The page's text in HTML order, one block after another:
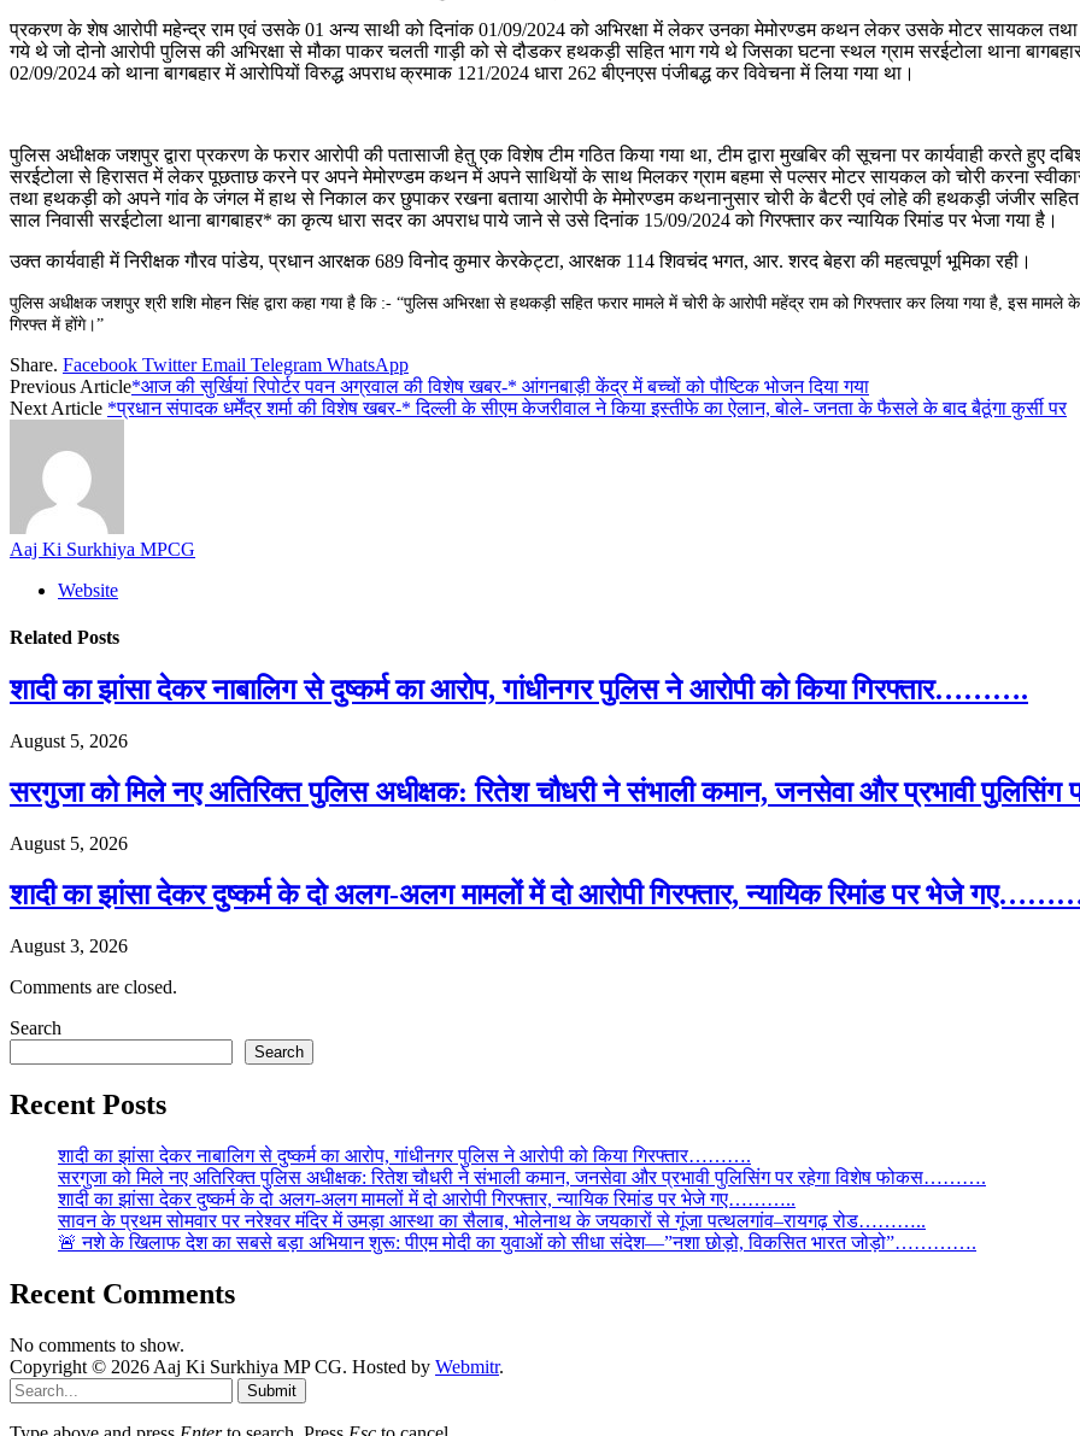
प्रकरण के शेष आरोपी महेन्द्र राम एवं उसके 01 अन्य साथी को दिनांक 01/09/2024 को अभिरक्षा में लेकर उनका मेमोरण्डम कथन लेकर उसके मोटर सायकल तथा
गये थे जो दोनो आरोपी पुलिस की अभिरक्षा से मौका पाकर चलती गाड़ी को से दौडकर हथकड़ी सहित भाग गये थे जिसका घटना स्थल ग्राम सरईटोला थाना
02/09/2024 को थाना बागबहार में आरोपियों विरुद्ध अपराध क्रमाक 121/2024 धारा 262 बीएनएस पंजीबद्ध कर विवेचना में लिया गया था।
पुलिस अधीक्षक जशपुर द्वारा प्रकरण के फरार आरोपी की पतासाजी हेतु एक विशेष टीम गठित किया गया था, टीम द्वारा मुखबिर की सूचना पर कार्यवाही करते हुए
सरईटोला से हिरासत में लेकर पूछताछ करने पर अपने मेमोरण्डम कथन में अपने साथियों के साथ मिलकर ग्राम बहमा से पल्सर मोटर सायकल को चोरी करना
तथा हथकड़ी को अपने गांव के जंगल में हाथ से निकाल कर छुपाकर रखना बताया आरोपी के मेमोरण्डम कथनानुसार चोरी के बैटरी एवं लोहे की हथकड़ी जंजीर
साल निवासी सरईटोला थाना बागबाहर* का कृत्य धारा सदर का अपराध पाये जाने से उसे दिनांक 15/09/2024 को गिरफ्तार कर न्यायिक रिमांड पर भेजा गया है।
उक्त कार्यवाही में निरीक्षक गौरव पांडेय, प्रधान आरक्षक 689 विनोद कुमार केरकेट्टा, आरक्षक 114 शिवचंद भगत, आर. शरद बेहरा की महत्वपूर्ण भूमिका रही।
पुलिस अधीक्षक जशपुर श्री शशि मोहन सिंह द्वारा कहा गया है कि :- “पुलिस अभिरक्षा से हथकड़ी सहित फरार मामले में चोरी के आरोपी महेंद्र राम को गिरफ्तार कर लिया गया है, इस मामले
गिरफ्त में होंगे।”
Share. Facebook Twitter Email Telegram WhatsApp
Previous Article*आज की सुर्खियां रिपोर्टर पवन अग्रवाल की विशेष खबर-* आंगनबाड़ी केंद्र में बच्चों को पौष्टिक भोजन दिया गया
Next Article *प्रधान संपादक धर्मेंद्र शर्मा की विशेष खबर-* दिल्ली के सीएम केजरीवाल ने किया इस्तीफे का ऐलान, बोले- जनता के फैसले के बाद बैठूंगा कुर्सी पर
Aaj Ki Surkhiya MPCG
Website
Related Posts
शादी का झांसा देकर नाबालिग से दुष्कर्म का आरोप, गांधीनगर पुलिस ने आरोपी को किया गिरफ्तार……….
August 5, 2026
सरगुजा को मिले नए अतिरिक्त पुलिस अधीक्षक: रितेश चौधरी ने संभाली कमान, जनसेवा और प्रभावी
August 5, 2026
शादी का झांसा देकर दुष्कर्म के दो अलग-अलग मामलों में दो आरोपी गिरफ्तार, न्यायिक रिमांड पर भेजे
August 3, 2026
Comments are closed.
Search
Search
Recent Posts
शादी का झांसा देकर नाबालिग से दुष्कर्म का आरोप, गांधीनगर पुलिस ने आरोपी को किया गिरफ्तार……….
सरगुजा को मिले नए अतिरिक्त पुलिस अधीक्षक: रितेश चौधरी ने संभाली कमान, जनसेवा और प्रभावी पुलिसिंग पर रहेगा विशेष फोकस……….
शादी का झांसा देकर दुष्कर्म के दो अलग-अलग मामलों में दो आरोपी गिरफ्तार, न्यायिक रिमांड पर भेजे गए………..
सावन के प्रथम सोमवार पर नरेश्वर मंदिर में उमड़ा आस्था का सैलाब, भोलेनाथ के जयकारों से गूंजा पत्थलगांव–रायगढ़ रोड………..
🚨 नशे के खिलाफ देश का सबसे बड़ा अभियान शुरू: पीएम मोदी का युवाओं को सीधा संदेश—”नशा छोड़ो, विकसित भारत जोड़ो”………….
Recent Comments
No comments to show.
Copyright © 2026 Aaj Ki Surkhiya MP CG. Hosted by Webmitr.
Submit